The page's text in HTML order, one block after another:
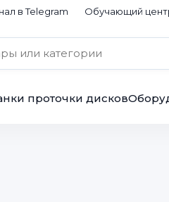
в Telegram Обучающий
проточки дисков